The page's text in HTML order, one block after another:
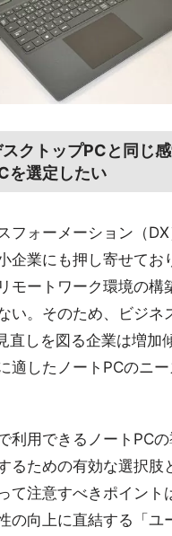
クトップPCと同じ
を選定したい
フォーメーション（
企業にも押し寄せてお
モートワーク環境の構
い。そのため、ビジネ
直しを図る企業は増加
適したノートPCのニ
利用できるノートPC
るための有効な選択肢
て注意すべきポイント
の向上に直結する「ユ